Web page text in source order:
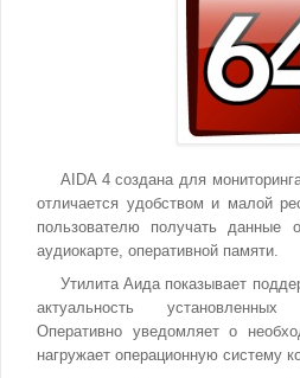
AIDA 4 создана для
отличается удобством и малой
пользователю получать данные
аудиокарте, оперативной памяти.
Утилита Аида показывает
актуальность
Оперативно уведомляет о
нагружает операционную систему